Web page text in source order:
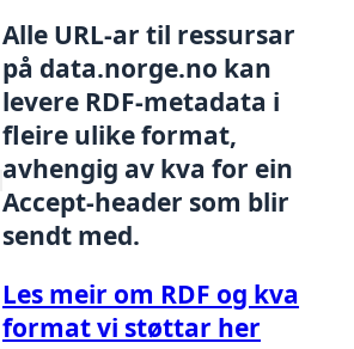
Alle URL-ar til ressursar
på data.norge.no kan
levere RDF-metadata i
fleire ulike format,
avhengig av kva for ein
Accept-header som blir
sendt med.
Les meir om RDF og kva
format vi støttar her